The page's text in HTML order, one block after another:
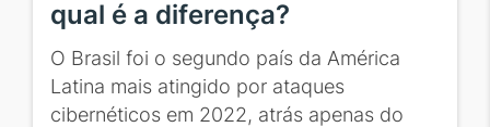
qual é a diferença?
O Brasil foi o segundo país da América
Latina mais atingido por ataques
cibernéticos em 2022, atrás apenas do